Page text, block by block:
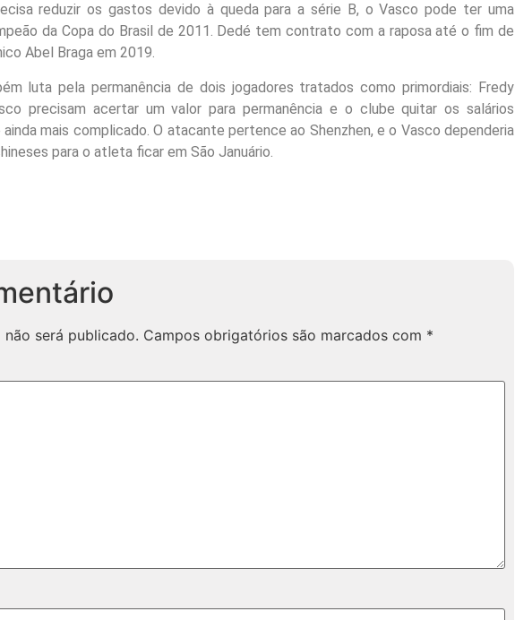
reduzir os gastos devido à queda para a série B, o Vasco pode ter uma
da Copa do Brasil de 2011. Dedé tem contrato com a raposa até o fim de
Abel Braga em 2019.
luta pela permanência de dois jogadores tratados como primordiais: Fredy
precisam acertar um valor para permanência e o clube quitar os salários
mais complicado. O atacante pertence ao Shenzhen, e o Vasco dependeria
para o atleta ficar em São Januário.
será publicado. Campos obrigatórios são marcados com *